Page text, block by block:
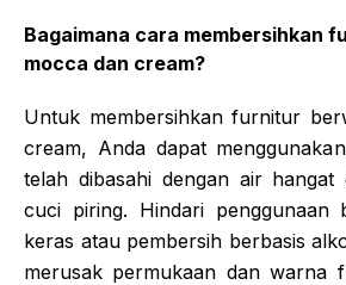
Bagaimana cara membersihkan
mocca dan cream?
Untuk membersihkan furnitur
cream, Anda dapat
telah dibasahi dengan air hangat
cuci piring. Hindari penggunaan
keras atau pembersih berbasis
merusak permukaan dan warna